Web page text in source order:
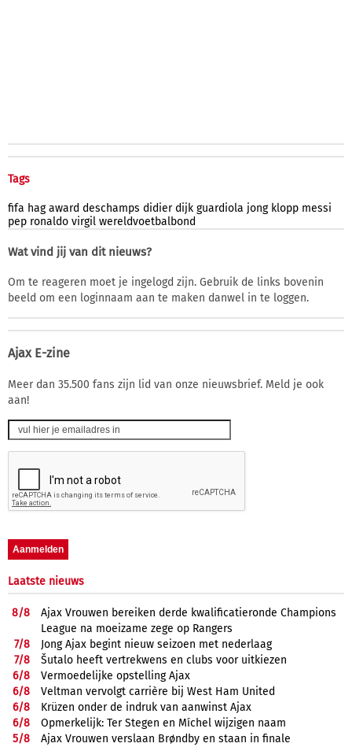
Tags
fifa hag award deschamps didier dijk guardiola jong klopp messi
pep ronaldo virgil wereldvoetbalbond
Wat vind jij van dit nieuws?
Om te reageren moet je ingelogd zijn. Gebruik de links bovenin
beeld om een loginnaam aan te maken danwel in te loggen.
Ajax E-zine
Meer dan 35.500 fans zijn lid van onze nieuwsbrief. Meld je ook
aan!
Laatste nieuws
8/8
Ajax Vrouwen bereiken derde kwalificatieronde Champions
League na moeizame zege op Rangers
7/8
Jong Ajax begint nieuw seizoen met nederlaag
7/8
Šutalo heeft vertrekwens en clubs voor uitkiezen
6/8
Vermoedelijke opstelling Ajax
6/8
Veltman vervolgt carrière bij West Ham United
6/8
Krüzen onder de indruk van aanwinst Ajax
6/8
Opmerkelijk: Ter Stegen en Míchel wijzigen naam
5/8
Ajax Vrouwen verslaan Brøndby en staan in finale